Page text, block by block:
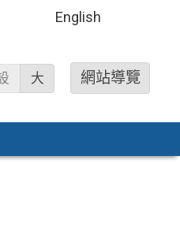
English
大 網站導覽